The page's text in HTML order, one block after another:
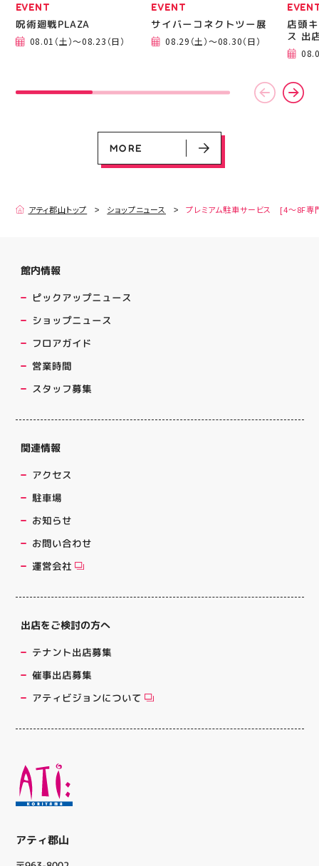
MORE
EVENT
呪術廻戦PLAZA
08.01（土）～08.23（日）
EVENT
サイバーコネクトツー展
08.29（土）～08.30（日）
店頭
ス 出
MORE
アティ郡山トップ ショップニュース プレミアム駐車サービス [4～8F専
アティ郡山
館内情報
ピックアップニュース
ショップニュース
フロアガイド
営業時間
スタッフ募集
関連情報
アクセス
駐車場
お知らせ
お問い合わせ
運営会社
出店をご検討の方へ
テナント出店募集
催事出店募集
アティビジョンについて